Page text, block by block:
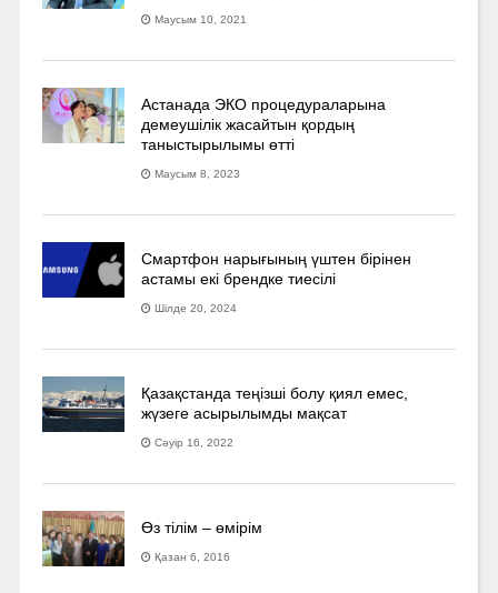
Маусым 10, 2021
Астанада ЭКО процедураларына
демеушілік жасайтын қордың
таныстырылымы өтті
Маусым 8, 2023
Смартфон нарығының үштен бірінен
астамы екі брендке тиесілі
Шілде 20, 2024
Қазақстанда теңізші болу қиял емес,
жүзеге асырылымды мақсат
Сәуір 16, 2022
Өз тілім – өмірім
Қазан 6, 2016